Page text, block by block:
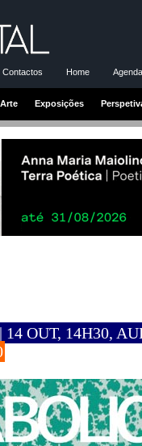
Contactos Home
Exposições
OUT, 14H30,